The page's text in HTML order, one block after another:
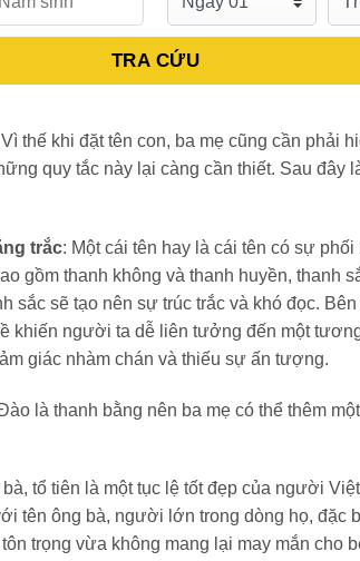
TRA CỨU
thế khi đặt tên con, ba mẹ cũng cần phải
quy tắc này lại càng cần thiết. Sau đây
trắc: Một cái tên hay là cái tên có sự
gồm thanh không và thanh huyền, thanh
sắc sẽ tạo nên sự trúc trắc và khó đọc.
khiến người ta dễ liên tưởng đến một
giác nhàm chán và thiếu sự ấn tượng.
là thanh bằng nên ba mẹ có thể thêm
tổ tiên là một tục lệ tốt đẹp của người
tên ông bà, người lớn trong dòng họ,
trọng vừa không mang lại may mắn cho